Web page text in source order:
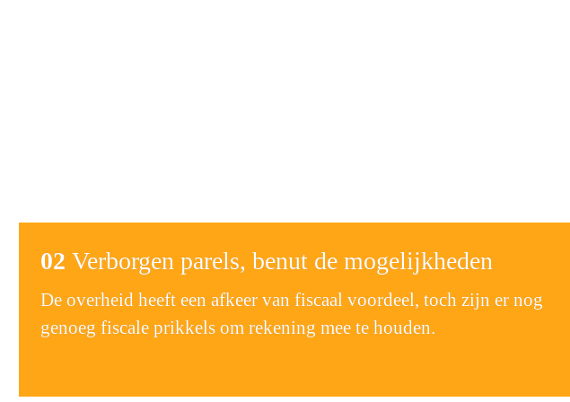
02 Verborgen parels, benut de mogelijkheden
De overheid heeft een afkeer van fiscaal voordeel, toch zijn er nog
genoeg fiscale prikkels om rekening mee te houden.